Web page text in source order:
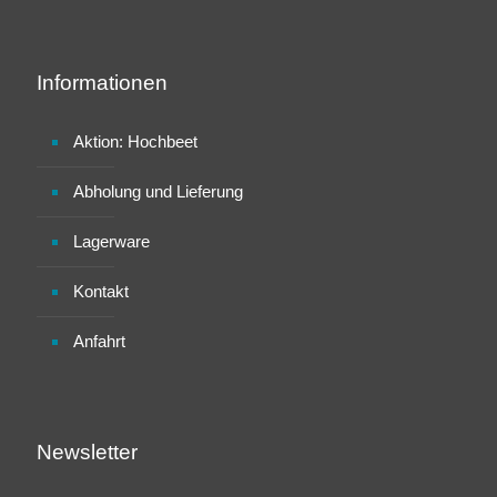
Informationen
Aktion: Hochbeet
Abholung und Lieferung
Lagerware
Kontakt
Anfahrt
Newsletter